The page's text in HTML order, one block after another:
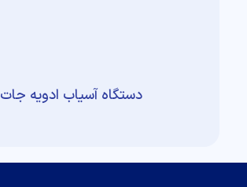
دستگاه آسیاب ادویه جات